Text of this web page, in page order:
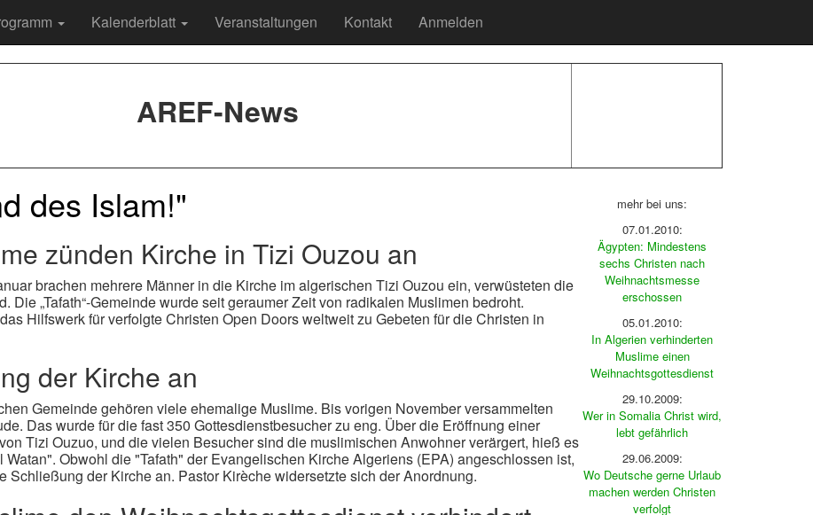
Kalenderblatt Veranstaltungen Kontakt Anmelden
AREF-News
des Islam!"
zünden Kirche in Tizi Ouzou an
brachen mehrere Männer in die Kirche im algerischen Tizi Ouzou ein, verwüsteten die
„Tafath“-Gemeinde wurde seit geraumer Zeit von radikalen Muslimen bedroht.
Hilfswerk für verfolgte Christen Open Doors weltweit zu Gebeten für die Christen in
der Kirche an
Gemeinde gehören viele ehemalige Muslime. Bis vorigen November versammelten
Das wurde für die fast 350 Gottesdienstbesucher zu eng. Über die Eröffnung einer
Tizi Ouzuo, und die vielen Besucher sind die muslimischen Anwohner verärgert, hieß es
Obwohl die "Tafath" der Evangelischen Kirche Algeriens (EPA) angeschlossen ist,
der Kirche an. Pastor Kirèche widersetzte sich der Anordnung.
mehr bei uns:
07.01.2010:
Ägypten: Mindestens
sechs Christen nach
Weihnachtsmesse
erschossen
05.01.2010:
In Algerien verhinderten
Muslime einen
Weihnachtsgottesdienst
29.10.2009:
Wer in Somalia Christ wird,
lebt gefährlich
29.06.2009:
Wo Deutsche gerne Urlaub
machen werden Christen
verfolgt